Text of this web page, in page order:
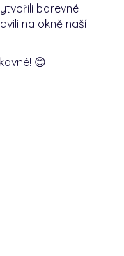
barevné
na okně naší
😊